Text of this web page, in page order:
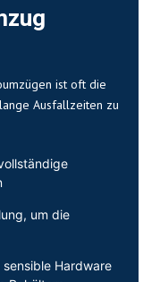
ist oft die
Ausfallzeiten zu
um die
Hardware